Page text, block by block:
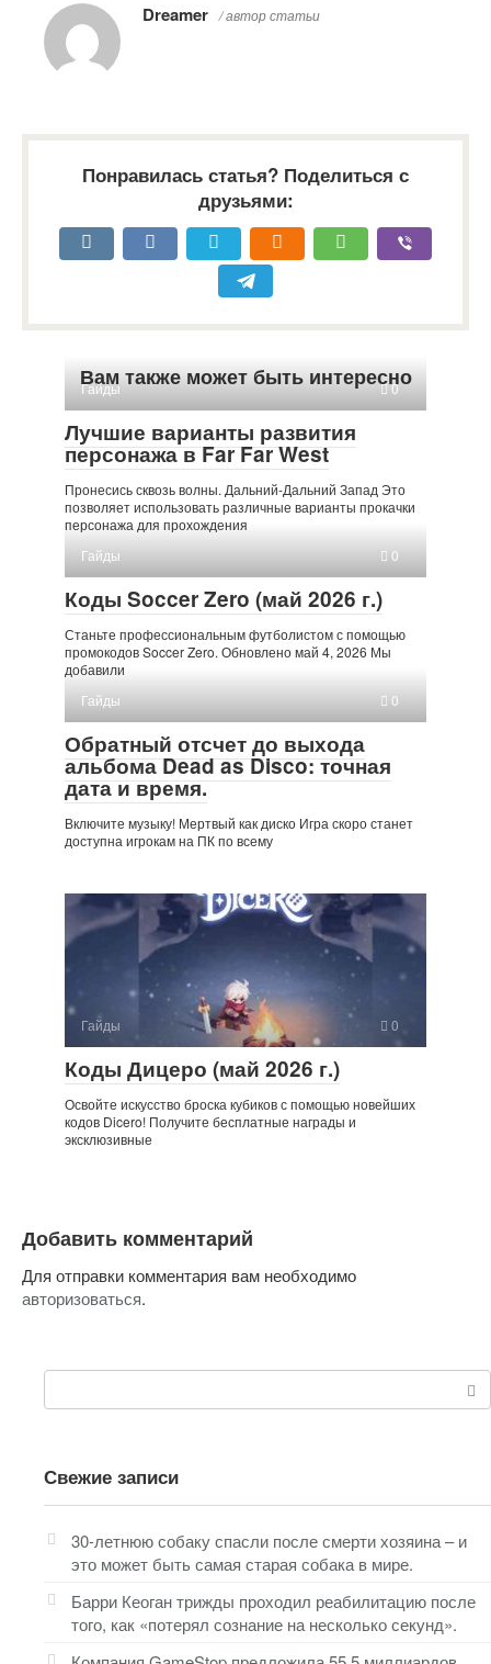
Dreamer / автор статьи
Понравилась статья? Поделиться с
друзьями:
Вам также может быть интересно
Гайды 0
Лучшие варианты развития
персонажа в Far Far West
Пронесись сквозь волны. Дальний-Дальний Запад Это
позволяет использовать различные варианты прокачки
персонажа для прохождения
Гайды
0
Коды Soccer Zero (май 2026 г.)
Станьте профессиональным футболистом с помощью
промокодов Soccer Zero. Обновлено май 4, 2026 Мы
добавили
Гайды
0
Обратный отсчет до выхода
альбома Dead as Disco: точная
дата и время.
Включите музыку! Мертвый как диско Игра скоро станет
доступна игрокам на ПК по всему
Гайды 0
Коды Дицеро (май 2026 г.)
Освойте искусство броска кубиков с помощью новейших
кодов Dicero! Получите бесплатные награды и
эксклюзивные
Добавить комментарий
Для отправки комментария вам необходимо
авторизоваться.
Поиск:
Свежие записи
30-летнюю собаку спасли после смерти хозяина – и
это может быть самая старая собака в мире.
Барри Кеоган трижды проходил реабилитацию после
того, как «потерял сознание на несколько секунд».